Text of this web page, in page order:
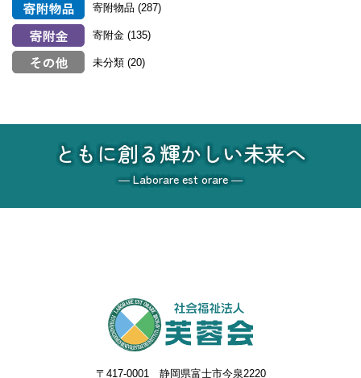
寄附物品 (287)
寄附金 (135)
未分類 (20)
ともに創る輝かしい未来へ
― Laborare est orare ―
〒417-0001 静岡県富士市今泉2220